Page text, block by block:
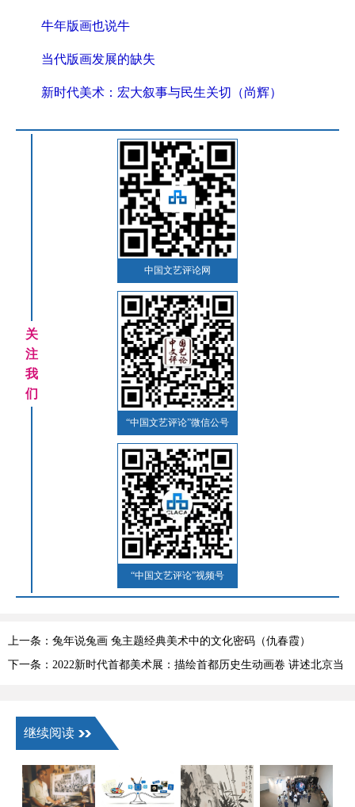
牛年版画也说牛
当代版画发展的缺失
新时代美术：宏大叙事与民生关切（尚辉）
关
注
我
们
中国文艺评论网
“中国文艺评论”微信公号
“中国文艺评论”视频号
上一条：兔年说兔画 兔主题经典美术中的文化密码（仇春霞）
下一条：2022新时代首都美术展：描绘首都历史生动画卷 讲述北京当
继续阅读